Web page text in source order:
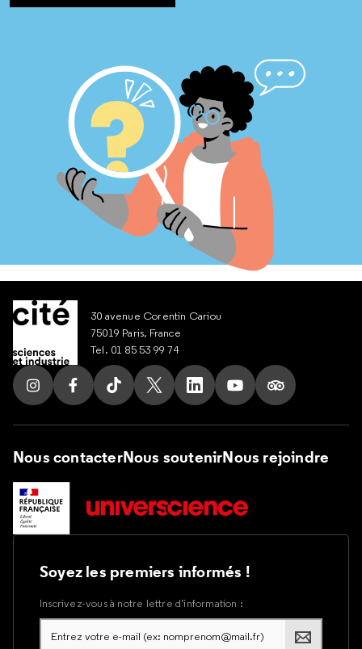
30 avenue Corentin Cariou
75019 Paris, France
Tel. 01 85 53 99 74
Suivez nous sur Instagram
Suivez nous sur Facebook
Suivez nous sur Tik Tok
Suivez nous sur X
Suivez nous sur LinkedIn
Suivez nous sur
Suivez nous
Nous contacterNous soutenirNous rejoindre
Soyez les premiers informés !
Inscrivez-vous à notre lettre d’information :